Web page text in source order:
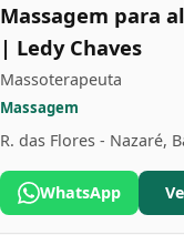
Massagem para
| Ledy Chaves
Massoterapeuta
Massagem
R. das Flores - Nazaré,
WhatsApp